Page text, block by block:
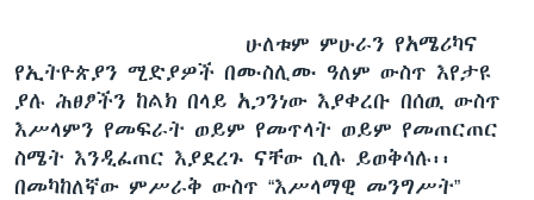
ሁለቱም ምሁራን የአሜሪካና
የኢትዮጵያን ሚድያዎች በሙስሊሙ ዓለም ውስጥ እየታዩ
ያሉ ሕፀፆችን ከልክ በላይ አጋንነው እያቀረቡ በሰዉ ውስጥ
እሥላምን የመፍራት ወይም የመጥላት ወይም የመጠርጠር
ስሜት እንዲፈጠር እያደረጉ ናቸው ሲሉ ይወቅሳሉ፡፡
በመካከለኛው ምሥራቅ ውስጥ “እሥላማዊ መንግሥት”